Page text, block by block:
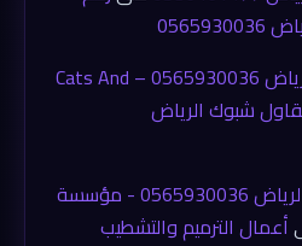
افضل شبواك طرق في رياض 0565930036 – Cats And
شبوك الرياض
رقم شركة مقاول بناء بالرياض 0565930036 - مؤسسة
أعمال الترميم والتشطيب